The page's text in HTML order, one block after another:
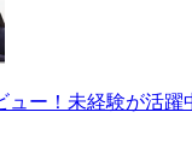
ュー！未経験が活躍